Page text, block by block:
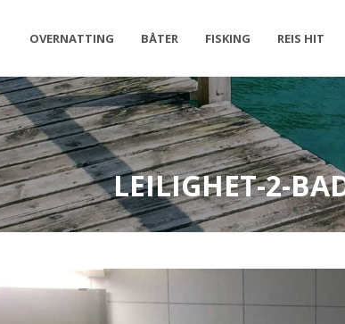
OVERNATTING BÅTER FISKING REIS HIT
LEILIGHET-2-